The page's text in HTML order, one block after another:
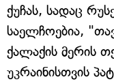
ქუჩას, სადაც
საელჩოებია,
ქალაქის მერის
უკრაინისთვის